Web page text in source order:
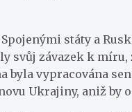
státy a
závazek k
vypracována
Ukrajiny, aniž by